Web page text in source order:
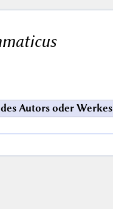
Autors oder Werkes